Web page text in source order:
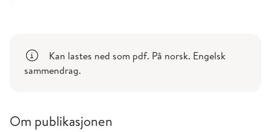
Kan lastes ned som pdf. På norsk. Engelsk
sammendrag.
Om publikasjonen